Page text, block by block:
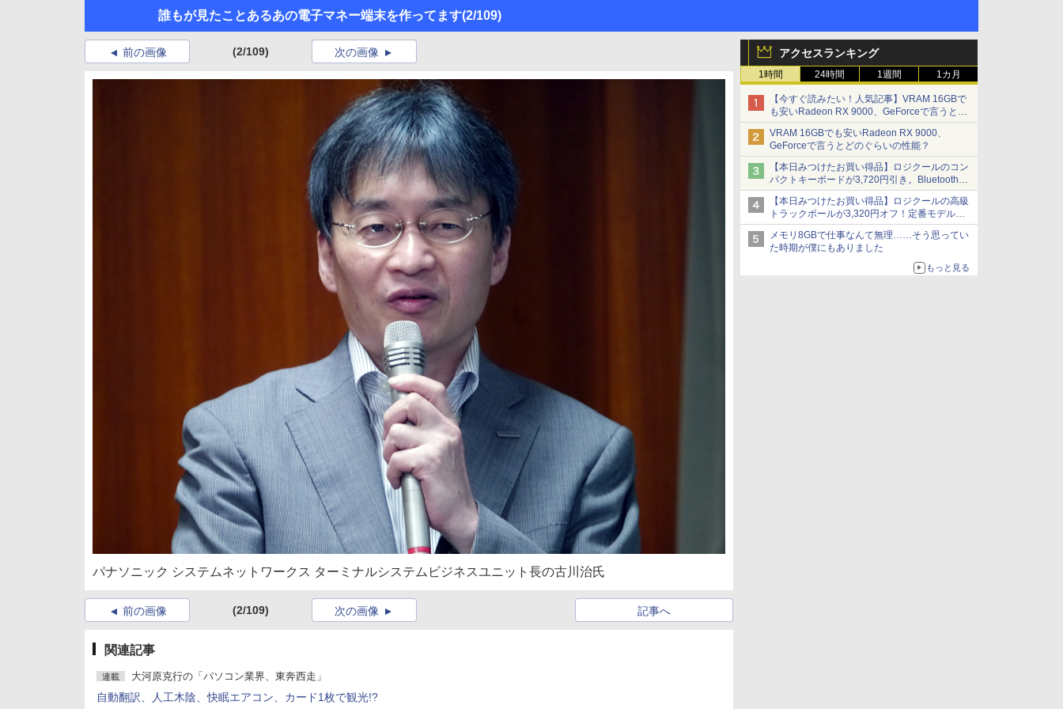
誰もが見たことあるあの電子マネー端末を作ってます(2/109)
アクセスランキング
1時間 24時間 1週間 1カ月
【今すぐ読みたい！人気記事】VRAM 16GBで
も安いRadeon RX 9000、GeForceで言うとど
のぐらいの性能？ - PC Watch
VRAM 16GBでも安いRadeon RX 9000、
GeForceで言うとどのぐらいの性能？
【本日みつけたお買い得品】ロジクールのコン
パクトキーボードが3,720円引き。Bluetoothで3
台接続対応
【本日みつけたお買い得品】ロジクールの高級
トラックボールが3,320円オフ！定番モデルも
5,280円に割引中
メモリ8GBで仕事なんて無理……そう思ってい
た時期が僕にもありました
もっと見る
前の画像 (2/109) 次の画像
パナソニック システムネットワークス ターミナルシステムビジネスユニット長の古川治氏
前の画像 (2/109) 記事へ
次の画像
関連記事
連載 大河原克行の「パソコン業界、東奔西走」
自動翻訳、人工木陰、快眠エアコン、カード1枚で観光!?